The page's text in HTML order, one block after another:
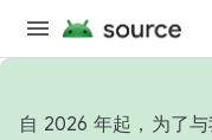
自 2026 年起，为了